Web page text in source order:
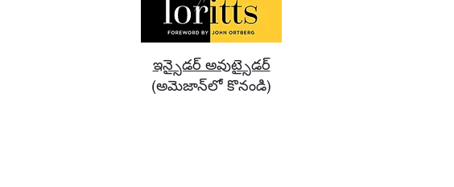
ఇన్సైడర్ అవుట్సైడర్
(అమెజాన్‌లో కొనండి)